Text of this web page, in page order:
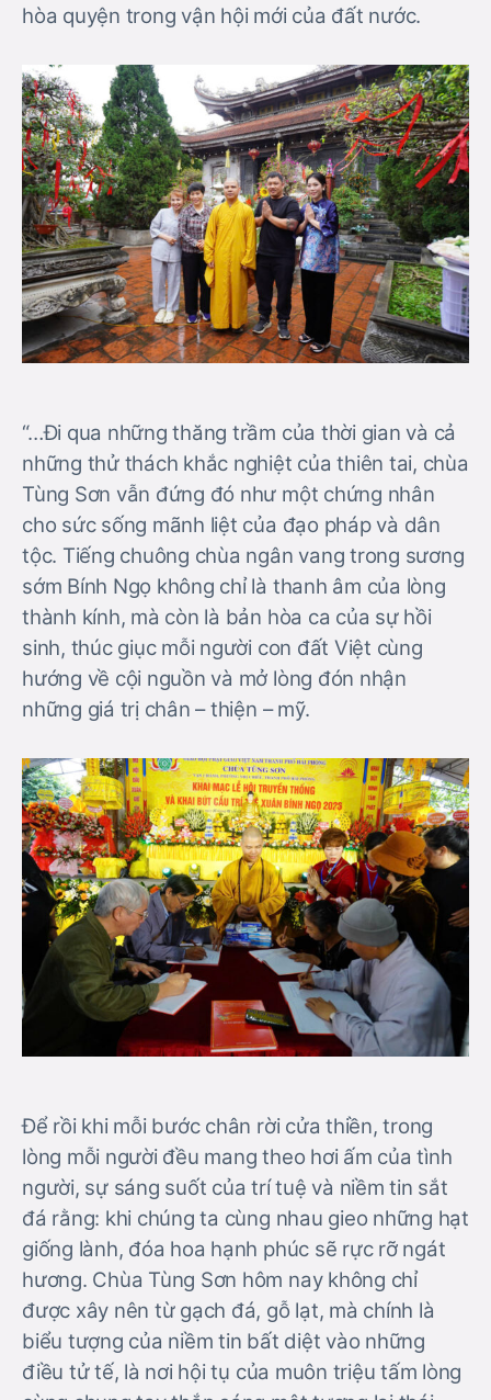
hòa quyện trong vận hội mới của đất nước.
“…Đi qua những thăng trầm của thời gian và cả
những thử thách khắc nghiệt của thiên tai, chùa
Tùng Sơn vẫn đứng đó như một chứng nhân
cho sức sống mãnh liệt của đạo pháp và dân
tộc. Tiếng chuông chùa ngân vang trong sương
sớm Bính Ngọ không chỉ là thanh âm của lòng
thành kính, mà còn là bản hòa ca của sự hồi
sinh, thúc giục mỗi người con đất Việt cùng
hướng về cội nguồn và mở lòng đón nhận
những giá trị chân – thiện – mỹ.
Để rồi khi mỗi bước chân rời cửa thiền, trong
lòng mỗi người đều mang theo hơi ấm của tình
người, sự sáng suốt của trí tuệ và niềm tin sắt
đá rằng: khi chúng ta cùng nhau gieo những hạt
giống lành, đóa hoa hạnh phúc sẽ rực rỡ ngát
hương. Chùa Tùng Sơn hôm nay không chỉ
được xây nên từ gạch đá, gỗ lạt, mà chính là
biểu tượng của niềm tin bất diệt vào những
điều tử tế, là nơi hội tụ của muôn triệu tấm lòng